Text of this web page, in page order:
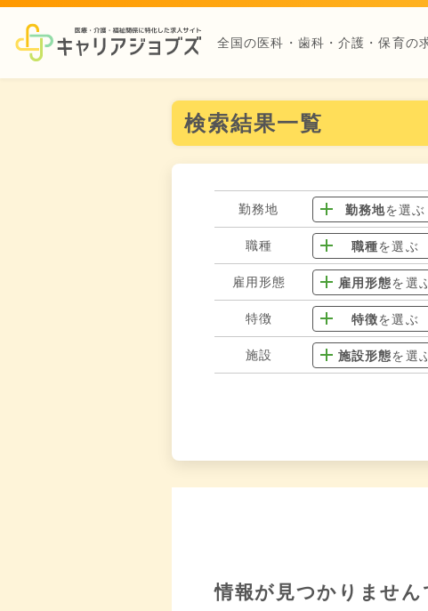
全国の医科・歯科・介護・保育の
検索結果一覧
勤務地 勤務地を選ぶ
職種 職種を選ぶ
雇用形態 雇用形態を選
特徴 特徴を選ぶ
施設 施設形態を選
情報が見つかりません